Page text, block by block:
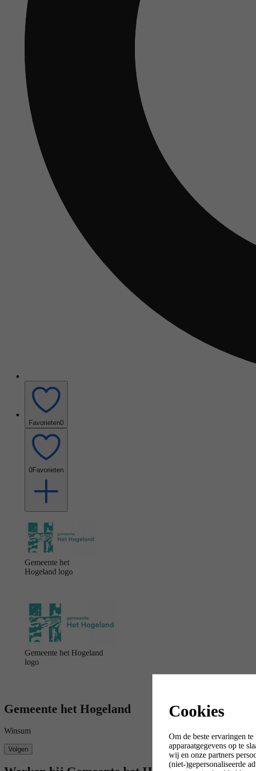
Favorieten0
0Favorieten
Gemeente het
Hogeland logo
Gemeente het Hogeland
logo
Gemeente het Hogeland
Winsum
Volgen
Cookies
Om de beste ervaringen
apparaatgegevens op te
wij en onze partners
(niet-)gepersonaliseerde